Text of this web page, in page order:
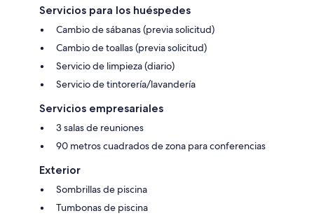
Servicios para los huéspedes
Cambio de sábanas (previa solicitud)
Cambio de toallas (previa solicitud)
Servicio de limpieza (diario)
Servicio de tintorería/lavandería
Servicios empresariales
3 salas de reuniones
90 metros cuadrados de zona para conferencias
Exterior
Sombrillas de piscina
Tumbonas de piscina